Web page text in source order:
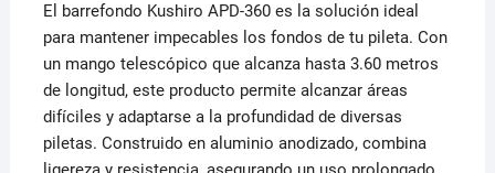
El barrefondo Kushiro APD-360 es la solución ideal
para mantener impecables los fondos de tu pileta. Con
un mango telescópico que alcanza hasta 3.60 metros
de longitud, este producto permite alcanzar áreas
difíciles y adaptarse a la profundidad de diversas
piletas. Construido en aluminio anodizado, combina